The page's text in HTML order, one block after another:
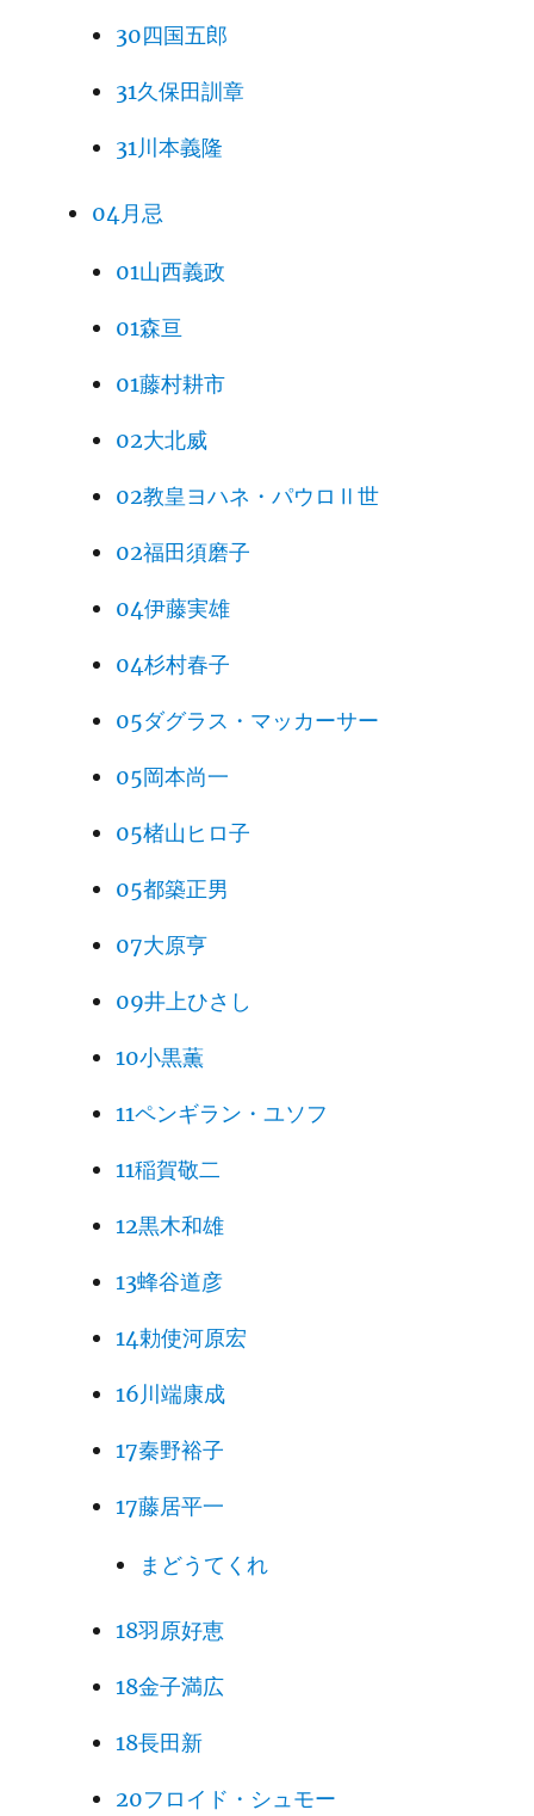
30四国五郎
31久保田訓章
31川本義隆
04月忌
01山西義政
01森亘
01藤村耕市
02大北威
02教皇ヨハネ・パウロⅡ世
02福田須磨子
04伊藤実雄
04杉村春子
05ダグラス・マッカーサー
05岡本尚一
05楮山ヒロ子
05都築正男
07大原亨
09井上ひさし
10小黒薫
11ペンギラン・ユソフ
11稲賀敬二
12黒木和雄
13蜂谷道彦
14勅使河原宏
16川端康成
17秦野裕子
17藤居平一
まどうてくれ
18羽原好恵
18金子満広
18長田新
20フロイド・シュモー